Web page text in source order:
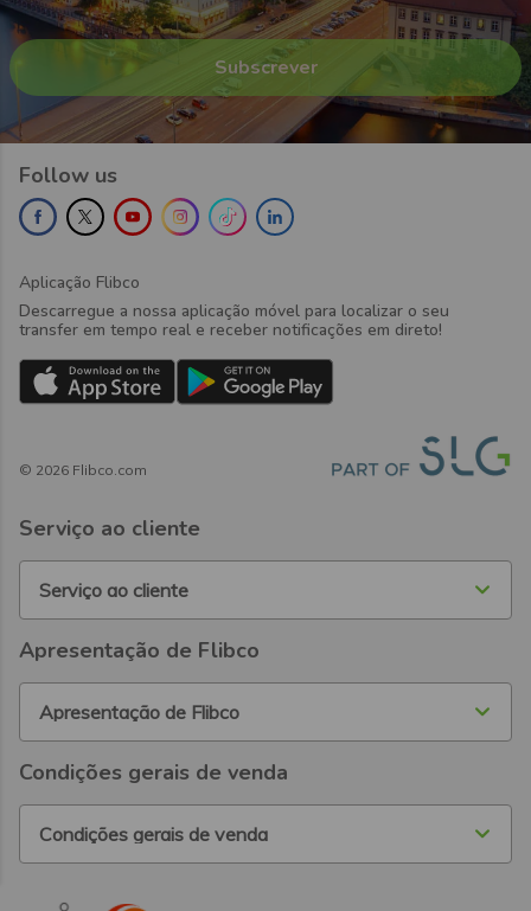
Follow us
Aplicação Flibco
Descarregue a nossa aplicação móvel para localizar o seu
transfer em tempo real e receber notificações em direto!
© 2026 Flibco.com
Serviço ao cliente
Serviço ao cliente
Apresentação de Flibco
Apresentação de Flibco
Condições gerais de venda
Condições gerais de venda